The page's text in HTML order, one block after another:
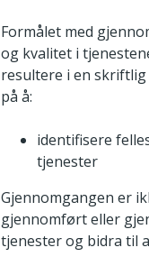
Formålet med
og kvalitet i
resultere i en
på å:
identifisere
tjenester
Gjennomgangen er
gjennomført eller
tjenester og bidra til